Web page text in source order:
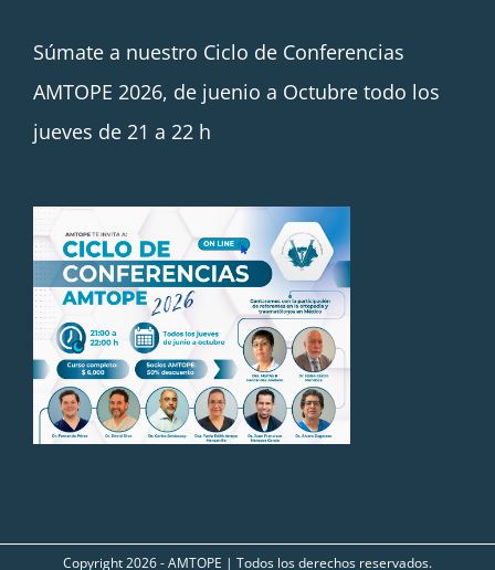
Súmate a nuestro Ciclo de Conferencias
AMTOPE 2026, de juenio a Octubre todo los
jueves de 21 a 22 h
Copyright2026 - AMTOPE | Todos los derechos reservados.